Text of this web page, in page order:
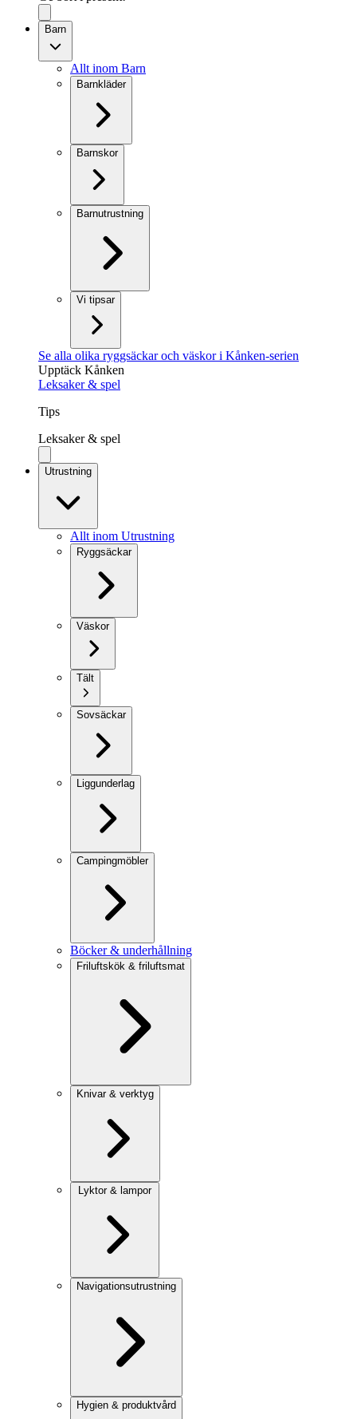
Barn
Allt inom Barn
Barnkläder
Barnskor
Barnutrustning
Vi tipsar
Se alla olika ryggsäckar och väskor i Kånken-serien
Upptäck Kånken
Leksaker & spel
Tips
Leksaker & spel
Utrustning
Allt inom Utrustning
Ryggsäckar
Väskor
Tält
Sovsäckar
Liggunderlag
Campingmöbler
Böcker & underhållning
Friluftskök & friluftsmat
Knivar & verktyg
Lyktor & lampor
Navigationsutrustning
Hygien & produktvård